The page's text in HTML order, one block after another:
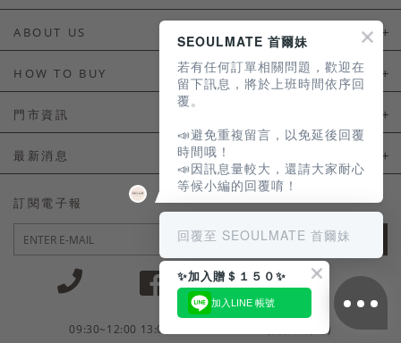
ABOUT US
HOW TO BUY
如何購買
會員常見問題
訂單常見問題
商品售後服務
電子發票
門市資訊
門市資訊
最新消息
LINE官方會員活動
訂閱電子報
JOIN
09:30~12:00 13:00~18:30 / Mon - Fri(例假日除外)
SEOULMATE 首爾妹
若有任何訂單相關問題，歡迎在
留下訊息，將於上班時間依序回
覆。
📣避免重複留言，以免延後回覆
時間哦！
📣因訊息量較大，還請大家耐心
等候小編的回覆唷！
回覆至 SEOULMATE 首爾妹
✨加入贈＄１５０✨
加入LINE 帳號